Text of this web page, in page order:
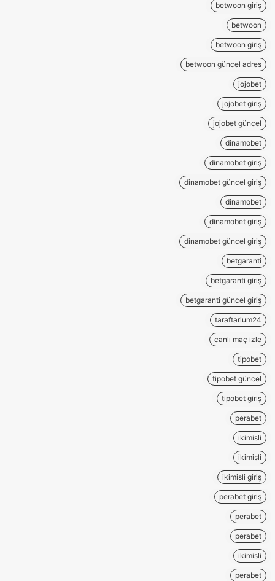
betwoon giriş
betwoon
betwoon giriş
betwoon güncel adres
jojobet
jojobet giriş
jojobet güncel
dinamobet
dinamobet giriş
dinamobet güncel giriş
dinamobet
dinamobet giriş
dinamobet güncel giriş
betgaranti
betgaranti giriş
betgaranti güncel giriş
taraftarium24
canlı maç izle
tipobet
tipobet güncel
tipobet giriş
perabet
ikimisli
ikimisli
ikimisli giriş
perabet giriş
perabet
perabet
ikimisli
perabet